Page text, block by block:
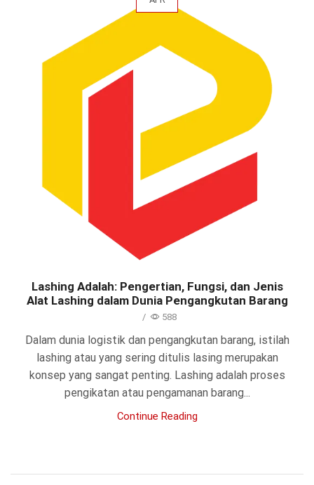
Lashing Adalah: Pengertian, Fungsi, dan Jenis
Alat Lashing dalam Dunia Pengangkutan Barang
/ 588
Dalam dunia logistik dan pengangkutan barang, istilah
lashing atau yang sering ditulis lasing merupakan
konsep yang sangat penting. Lashing adalah proses
pengikatan atau pengamanan barang...
Continue Reading